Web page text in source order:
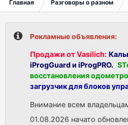
Главная Разговоры о разном
Рекламные объявления:
Продажи от Vasilich:
iProgGuard и iProgPRO.
восстановления
загрузчик для блоков
Внимание всем
01.08.2026 начато